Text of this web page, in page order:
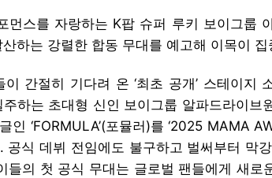
먼스를 자랑하는 K팝 슈퍼 루키 보이그룹
하는 강렬한 합동 무대를 예고해 이목이 집
간절히 기다려 온 ‘최초 공개’ 스테이지
하는 초대형 신인 보이그룹 알파드라이브
인 ‘FORMULA’(포뮬러)를 ‘2025 MAMA
공식 데뷔 전임에도 불구하고 벌써부터 막
들의 첫 공식 무대는 글로벌 팬들에게 새로